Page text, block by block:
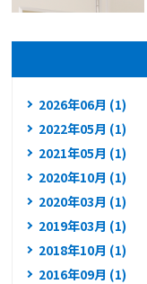
2026年06月 (1)
2022年05月 (1)
2021年05月 (1)
2020年10月 (1)
2020年03月 (1)
2019年03月 (1)
2018年10月 (1)
2016年09月 (1)